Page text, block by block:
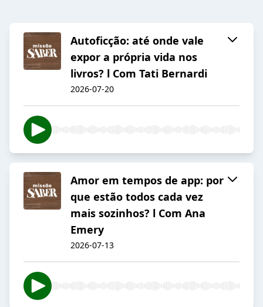
Autoficção: até onde vale
expor a própria vida nos
livros? l Com Tati Bernardi
2026-07-20
Amor em tempos de app: por
que estão todos cada vez
mais sozinhos? l Com Ana
Emery
2026-07-13